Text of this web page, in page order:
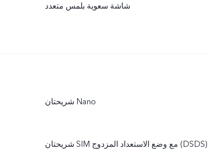
شاشة سعوية بلمس متعدد
شريحتان Nano
شريحتان SIM مع وضع الاستعداد المزدوج (DSDS)